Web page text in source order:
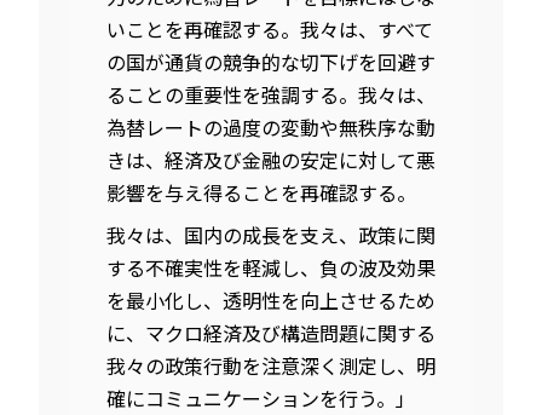
いことを再確認する。我々は、すべて
の国が通貨の競争的な切下げを回避す
ることの重要性を強調する。我々は、
為替レートの過度の変動や無秩序な動
きは、経済及び金融の安定に対して悪
影響を与え得ることを再確認する。
我々は、国内の成長を支え、政策に関
する不確実性を軽減し、負の波及効果
を最小化し、透明性を向上させるため
に、マクロ経済及び構造問題に関する
我々の政策行動を注意深く測定し、明
確にコミュニケーションを行う。」